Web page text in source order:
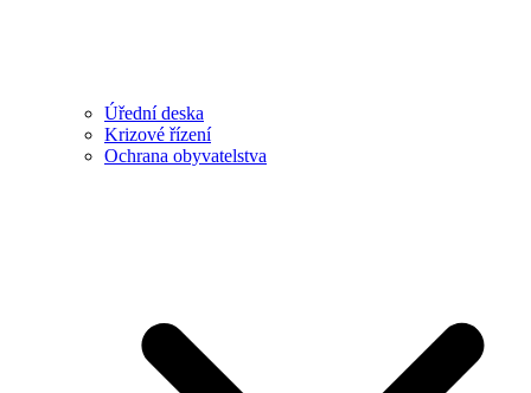
Úřední deska
Krizové řízení
Ochrana obyvatelstva